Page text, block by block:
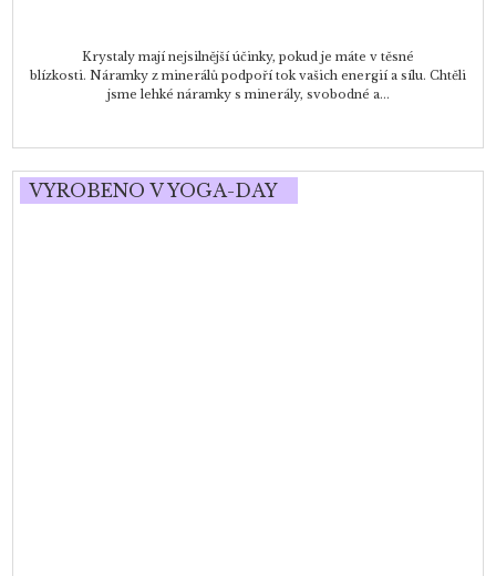
Krystaly mají nejsilnější účinky, pokud je máte v těsné
blízkosti. Náramky z minerálů podpoří tok vašich energií a sílu. Chtěli
jsme lehké náramky s minerály, svobodné a...
VYROBENO V YOGA-DAY